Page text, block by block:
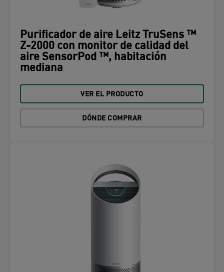
Purificador de aire Leitz TruSens ™
Z-2000 con monitor de calidad del
aire SensorPod ™, habitación
mediana
VER EL PRODUCTO
DÓNDE COMPRAR